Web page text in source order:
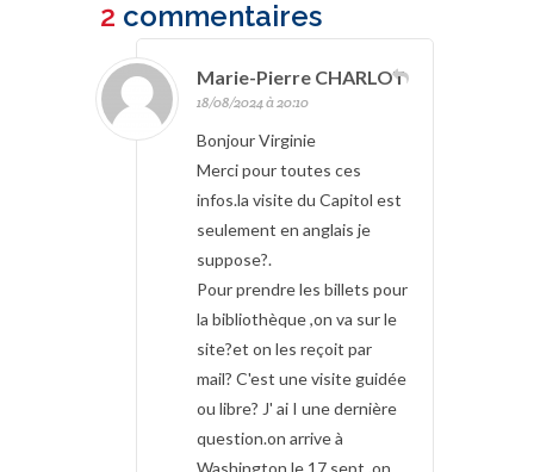
2 commentaires
Marie-Pierre CHARLOT
18/08/2024 à 20:10
Bonjour Virginie
Merci pour toutes ces
infos.la visite du Capitol est
seulement en anglais je
suppose?.
Pour prendre les billets pour
la bibliothèque ,on va sur le
site?et on les reçoit par
mail? C'est une visite guidée
ou libre? J' ai I une dernière
question.on arrive à